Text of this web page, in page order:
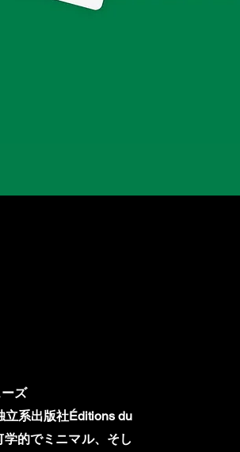
ズ
系出版社Éditions du
的でミニマル、そし